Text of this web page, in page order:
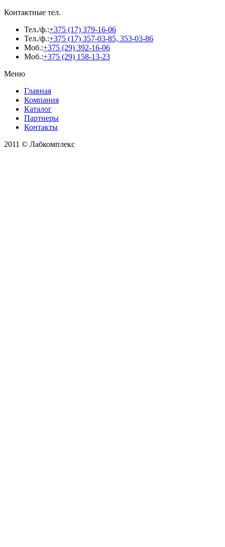
Контактные тел.
Тел./ф.:+375 (17) 379-16-06
Тел./ф.:+375 (17) 357-03-85, 353-03-86
Моб.:+375 (29) 392-16-06
Моб.:+375 (29) 158-13-23
Меню
Главная
Компания
Каталог
Партнеры
Контакты
2011 © Лабкомплекс